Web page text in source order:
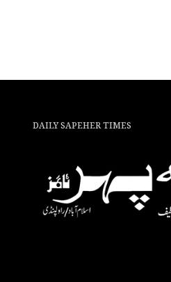
DAILY SAPEHER TIMES